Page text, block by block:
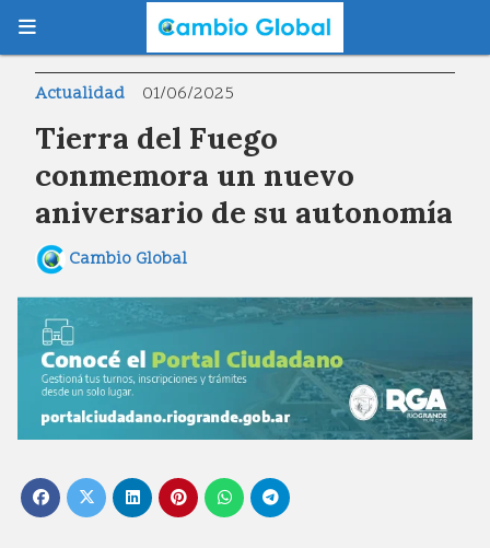
Tierra del Fuego
conmemora un nuevo
aniversario de su autonomía
Actualidad 01/06/2025
Cambio Global